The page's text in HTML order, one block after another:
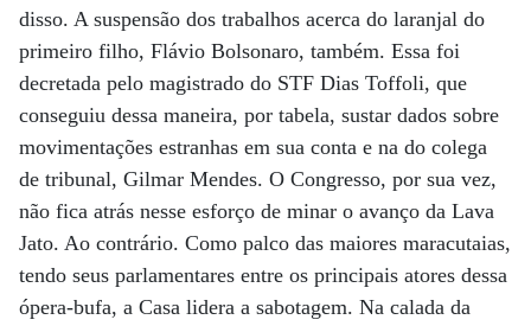
disso. A suspensão dos trabalhos acerca do laranjal do
primeiro filho, Flávio Bolsonaro, também. Essa foi
decretada pelo magistrado do STF Dias Toffoli, que
conseguiu dessa maneira, por tabela, sustar dados sobre
movimentações estranhas em sua conta e na do colega
de tribunal, Gilmar Mendes. O Congresso, por sua vez,
não fica atrás nesse esforço de minar o avanço da Lava
Jato. Ao contrário. Como palco das maiores maracutaias,
tendo seus parlamentares entre os principais atores dessa
ópera-bufa, a Casa lidera a sabotagem. Na calada da